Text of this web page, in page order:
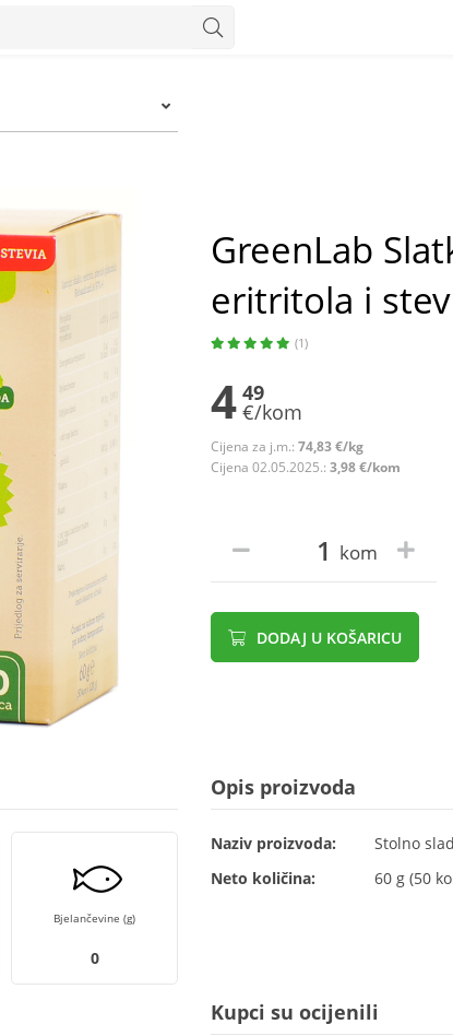
GreenLab
eritritola i
(1)
4 49
€/kom
Cijena za j.m.: 74,83 €/kg
Cijena 02.05.2025.: 3,98 €/kom
kom
DODAJ U KOŠARICU
Bjelančevine (g)
0
Opis proizvoda
Naziv proizvoda:
Stolno
Neto količina:
60 g (50
Kupci su ocijenili